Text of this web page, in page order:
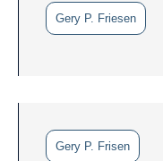
Gery P. Friesen
Gery P. Frisen